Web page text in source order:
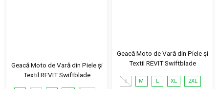
Geacă Moto de Vară din Piele și
Textil REVIT Swiftblade
Geacă Moto de Vară din Piele și
Textil REVIT Swiftblade
S M L XL 2XL